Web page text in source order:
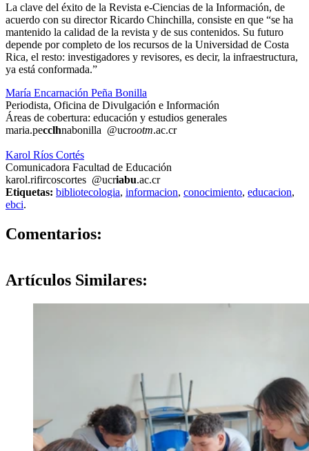
La clave del éxito de la Revista e-Ciencias de la Información, de
acuerdo con su director Ricardo Chinchilla, consiste en que “se ha
mantenido la calidad de la revista y de sus contenidos. Su futuro
depende por completo de los recursos de la Universidad de Costa
Rica, el resto: investigadores y revisores, es decir, la infraestructura,
ya está conformada.”
María Encarnación Peña Bonilla
Periodista, Oficina de Divulgación e Información
Áreas de cobertura: educación y estudios generales
maria.pecclhnabonilla @ucrootm.ac.cr
Karol Ríos Cortés
Comunicadora Facultad de Educación
karol.rifircoscortes @ucriabu.ac.cr
Etiquetas: bibliotecologia, informacion, conocimiento, educacion,
ebci.
Comentarios:
Artículos Similares: